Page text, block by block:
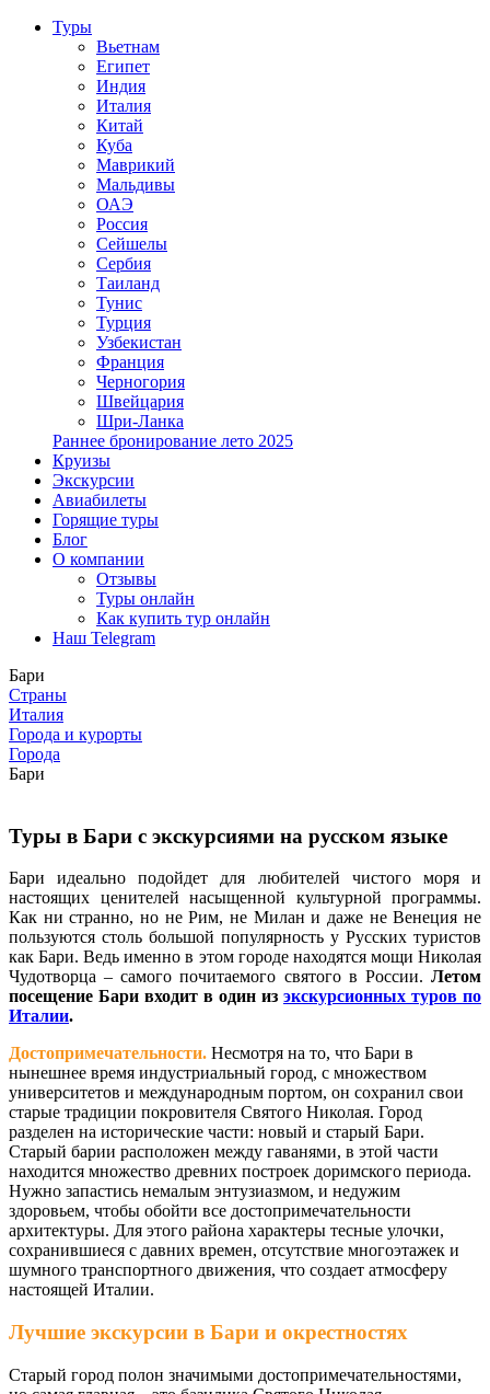
Туры
Вьетнам
Египет
Индия
Италия
Китай
Куба
Маврикий
Мальдивы
ОАЭ
Россия
Сейшелы
Сербия
Таиланд
Тунис
Турция
Узбекистан
Франция
Черногория
Швейцария
Шри-Ланка
Раннее бронирование лето 2025
Круизы
Экскурсии
Авиабилеты
Горящие туры
Блог
О компании
Отзывы
Туры онлайн
Как купить тур онлайн
Наш Telegram
Бари
Страны
Италия
Города и курорты
Города
Бари
Туры в Бари с экскурсиями на русском языке
Бари идеально подойдет для любителей чистого моря и
настоящих ценителей насыщенной культурной программы.
Как ни странно, но не Рим, не Милан и даже не Венеция не
пользуются столь большой популярность у Русских туристов
как Бари. Ведь именно в этом городе находятся мощи Николая
Чудотворца – самого почитаемого святого в России. Летом
посещение Бари входит в один из экскурсионных туров по
Италии.
Достопримечательности. Несмотря на то, что Бари в
нынешнее время индустриальный город, с множеством
университетов и международным портом, он сохранил свои
старые традиции покровителя Святого Николая. Город
разделен на исторические части: новый и старый Бари.
Старый барии расположен между гаванями, в этой части
находится множество древних построек доримского периода.
Нужно запастись немалым энтузиазмом, и недужим
здоровьем, чтобы обойти все достопримечательности
архитектуры. Для этого района характеры тесные улочки,
сохранившиеся с давних времен, отсутствие многоэтажек и
шумного транспортного движения, что создает атмосферу
настоящей Италии.
Лучшие экскурсии в Бари и окрестностях
Старый город полон значимыми достопримечательностями,